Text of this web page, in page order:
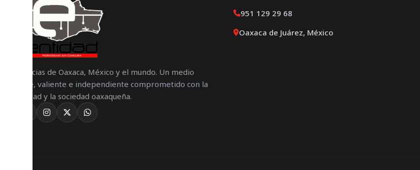
Noticias de Oaxaca, México y el mundo. Un medio
libre, valiente e independiente comprometido con la
verdad y la sociedad oaxaqueña.
951 129 29 68
Oaxaca de Juárez, México